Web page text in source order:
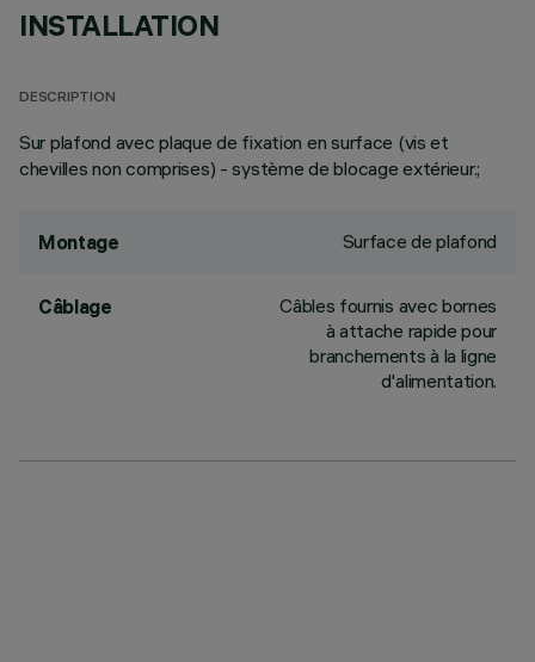
INSTALLATION
DESCRIPTION
Sur plafond avec plaque de fixation en surface (vis et
chevilles non comprises) - système de blocage extérieur.;
Montage Surface de plafond
Câblage
Câbles fournis avec bornes
à attache rapide pour
branchements à la ligne
d'alimentation.